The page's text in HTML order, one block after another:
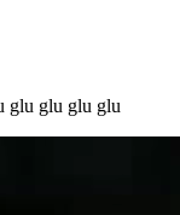
glu glu glu glu